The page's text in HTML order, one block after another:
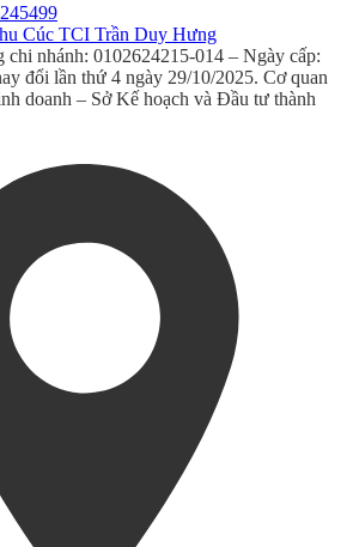
Cúc TCI Trần Duy Hưng
nhánh: 0102624215-014 – Ngày cấp:
đổi lần thứ 4 ngày 29/10/2025. Cơ quan
doanh – Sở Kế hoạch và Đầu tư thành